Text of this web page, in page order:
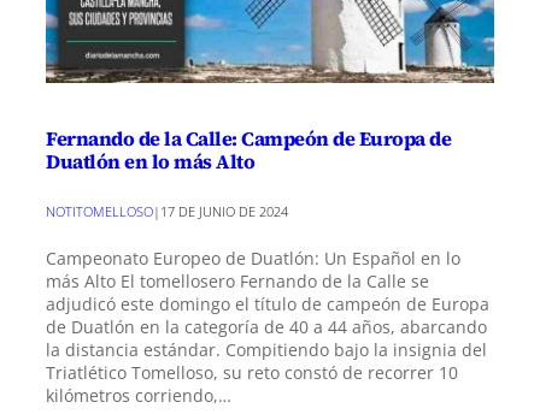
Fernando de la Calle: Campeón de Europa de
Duatlón en lo más Alto
NOTITOMELLOSO| 17 DE JUNIO DE 2024
Campeonato Europeo de Duatlón: Un Español en lo
más Alto El tomellosero Fernando de la Calle se
adjudicó este domingo el título de campeón de Europa
de Duatlón en la categoría de 40 a 44 años, abarcando
la distancia estándar. Compitiendo bajo la insignia del
Triatlético Tomelloso, su reto constó de recorrer 10
kilómetros corriendo,…